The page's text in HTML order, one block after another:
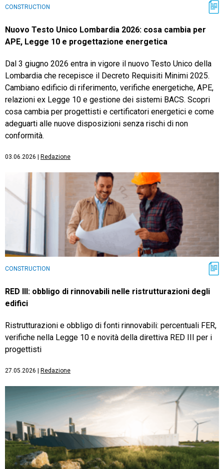
CONSTRUCTION
Nuovo Testo Unico Lombardia 2026: cosa cambia per
APE, Legge 10 e progettazione energetica
Dal 3 giugno 2026 entra in vigore il nuovo Testo Unico della
Lombardia che recepisce il Decreto Requisiti Minimi 2025.
Cambiano edificio di riferimento, verifiche energetiche, APE,
relazioni ex Legge 10 e gestione dei sistemi BACS. Scopri
cosa cambia per progettisti e certificatori energetici e come
adeguarti alle nuove disposizioni senza rischi di non
conformità.
03.06.2026 Redazione
CONSTRUCTION
RED III: obbligo di rinnovabili nelle ristrutturazioni degli
edifici
Ristrutturazioni e obbligo di fonti rinnovabili: percentuali FER,
verifiche nella Legge 10 e novità della direttiva RED III per i
progettisti
27.05.2026 Redazione